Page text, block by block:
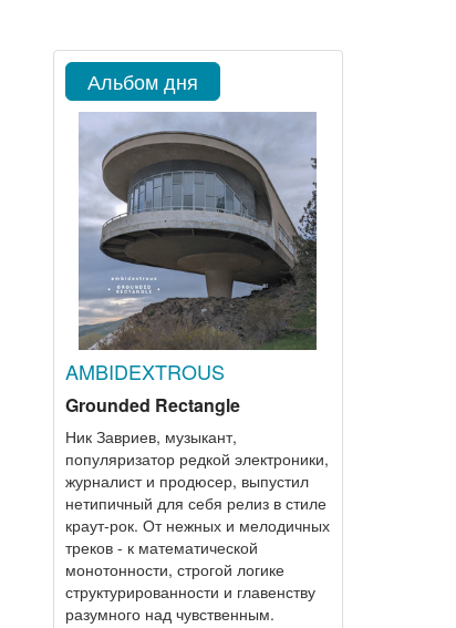
Альбом дня
AMBIDEXTROUS
Grounded Rectangle
Ник Завриев, музыкант,
популяризатор редкой электроники,
журналист и продюсер, выпустил
нетипичный для себя релиз в стиле
краут-рок. От нежных и мелодичных
треков - к математической
монотонности, строгой логике
структурированности и главенству
разумного над чувственным.